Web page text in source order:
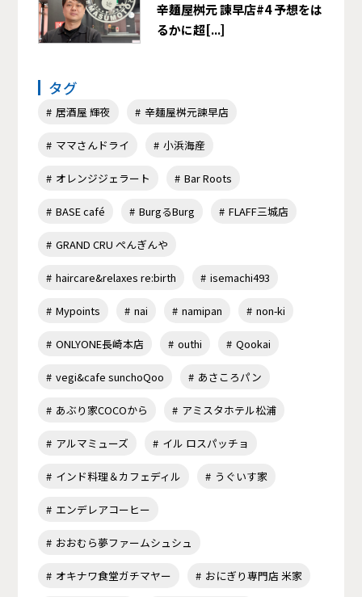
辛麺屋桝元 諫早店#4 予想をは
るかに超[...]
タグ
居酒屋 輝夜 辛麺屋桝元諫早店
ママさんドライ 小浜海産
オレンジジェラート Bar Roots
BASE café BurgるBurg FLAFF三城店
GRAND CRU ぺんぎんや
haircare&relaxes re:birth isemachi493
Mypoints nai namipan non-ki
ONLYONE長崎本店 outhi Qookai
vegi&cafe sunchoQoo あさころパン
あぶり家COCOから アミスタホテル松浦
アルマミューズ イル ロスパッチョ
インド料理＆カフェディル うぐいす家
エンデレアコーヒー
おおむら夢ファームシュシュ
オキナワ食堂ガチマヤー おにぎり専門店 米家